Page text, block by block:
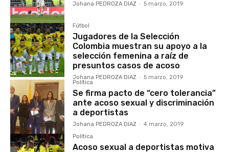
Johana PEDROZA DIAZ - 5 marzo, 2019
Fútbol
Jugadores de la Selección
Colombia muestran su apoyo a la
selección femenina a raíz de
presuntos casos de acoso
Johana PEDROZA DIAZ - 5 marzo, 2019
Política
Se firma pacto de “cero tolerancia”
ante acoso sexual y discriminación
a deportistas
Johana PEDROZA DIAZ - 4 marzo, 2019
Política
Acoso sexual a deportistas motiva